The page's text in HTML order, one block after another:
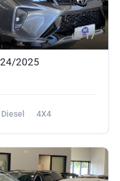
17
2025
Diesel 4X4